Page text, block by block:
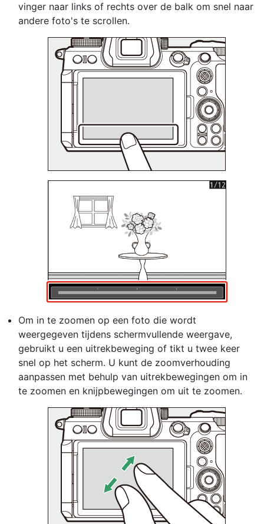
vinger naar links of rechts over de balk om snel naar
andere foto's te scrollen.
Om in te zoomen op een foto die wordt
weergegeven tijdens schermvullende weergave,
gebruikt u een uitrekbeweging of tikt u twee keer
snel op het scherm. U kunt de zoomverhouding
aanpassen met behulp van uitrekbewegingen om in
te zoomen en knijpbewegingen om uit te zoomen.